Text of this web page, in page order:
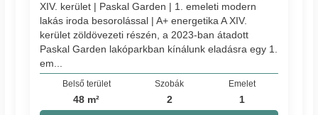
XIV. kerület | Paskal Garden | 1. emeleti modern
lakás iroda besorolással | A+ energetika A XIV.
kerület zöldövezeti részén, a 2023-ban átadott
Paskal Garden lakóparkban kínálunk eladásra egy 1.
em...
Belső terület
48 m²
Szobák
2
Emelet
1